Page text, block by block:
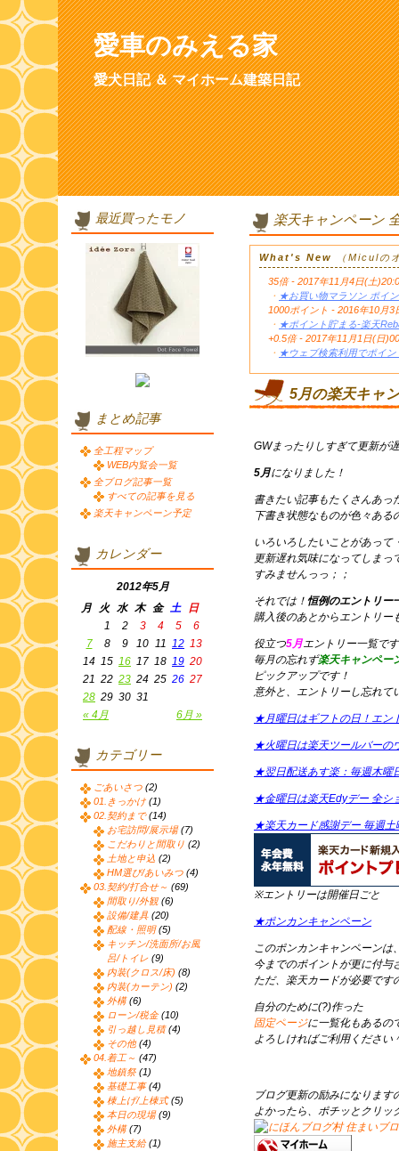
愛車のみえる家
愛犬日記 ＆ マイホーム建築日記
楽天キャンペーン
What's New （Miculの
35倍 - 2017年11月4日(土
・ ★お買い物マラソン ポイ
1000ポイント - 2016年10月
・ ★ポイント貯まる-楽天
+0.5倍 - 2017年11月1日(日
・ ★ウェブ検索利用でポイン
5月の楽天キャ
GWまったりしすぎて更新が
5月になりました！
書きたい記事もたくさんあっ
下書き状態なものが色々ある
いろいろしたいことがあって
更新遅れ気味になってしま
すみませんっっ；；
それでは！ 恒例のエントリー
購入後のあとからエントリー
役立つ5月エントリー一覧で
毎月の忘れず楽天キャンペー
ピックアップです！
意外と、エントリーし忘れて
★月曜日はギフトの日！エン
★火曜日は楽天ツールバーの
★翌日配送あす楽：毎週木曜
★金曜日は楽天Edyデー 全シ
★楽天カード感謝デー 毎週土
※エントリーは開催日ごと
★ポンカンキャンペーン
このポンカンキャンペーンは
今までのポイントが更に付与
ただ、楽天カードが必要です
自分のために(?)作った
固定ページに一覧化もあるの
よろしければご利用ください
ブログ更新の励みになります
よかったら、ポチッとクリッ
最近買ったモノ
まとめ記事
全工程マップ
WEB内覧会一覧
全ブログ記事一覧
すべての記事を見る
楽天キャンペーン予定
カレンダー
2012年5月
月
火 水 木 金 土 日
« 4月 6月 »
1 2 3 4 5
6
7
8 9 10 11 12 13
14 15 16 17 18 19 20
21 22 23 24 25 26 27
28 29 30 31
カテゴリー
ごあいさつ (2)
01.きっかけ (1)
02.契約まで(14)
お宅訪問/展示場(7)
こだわりと間取り (2)
土地と申込 (2)
HM選び/あいみつ (4)
03.契約/打合せ～ (69)
間取り/外観 (6)
設備/建具 (20)
配線・照明(5)
キッチン/洗面所/お風
呂/トイレ (9)
内装(クロス/床) (8)
内装(カーテン) (2)
外構(6)
ローン/税金(10)
引っ越し見積(4)
その他 (4)
04.着工～ (47)
地鎮祭 (1)
基礎工事(4)
棟上げ/上棟式(5)
本日の現場(9)
外構(7)
施主支給(1)